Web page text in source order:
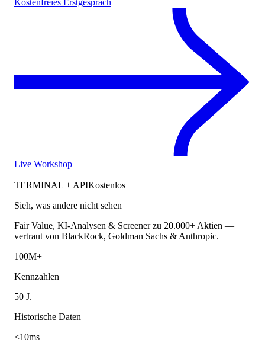
Kostenfreies Erstgespräch
Live Workshop
TERMINAL + APIKostenlos
Sieh, was andere nicht sehen
Fair Value, KI-Analysen & Screener zu 20.000+ Aktien —
vertraut von BlackRock, Goldman Sachs & Anthropic.
100M+
Kennzahlen
50 J.
Historische Daten
<10ms